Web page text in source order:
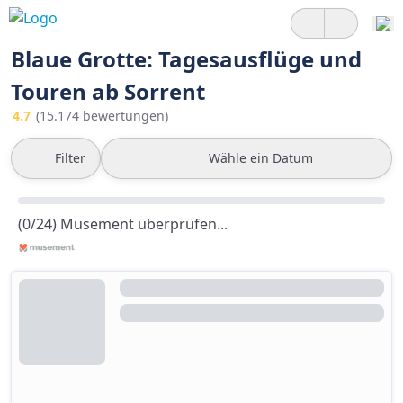
Blaue Grotte: Tagesausflüge und
Touren ab Sorrent
4.7 (15.174 bewertungen)
Filter Wähle ein Datum
(0/24) Musement überprüfen...